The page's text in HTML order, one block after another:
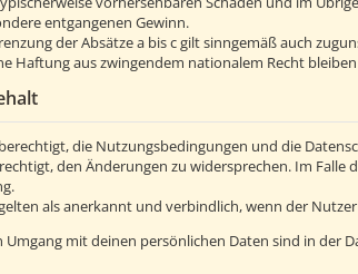
entgangenen Gewinn.
der Absätze a bis c gilt sinngemäß auch
Haftung aus zwingendem nationalem Recht
die Nutzungsbedingungen und die
den Änderungen zu widersprechen. Im
als anerkannt und verbindlich, wenn der
mit deinen persönlichen Daten sind in der